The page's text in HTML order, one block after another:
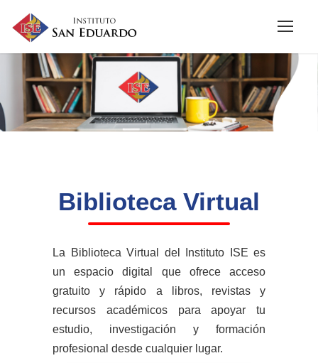
Biblioteca Virtual
La Biblioteca Virtual del Instituto ISE es
un espacio digital que ofrece acceso
gratuito y rápido a libros, revistas y
recursos académicos para apoyar tu
estudio, investigación y formación
profesional desde cualquier lugar.